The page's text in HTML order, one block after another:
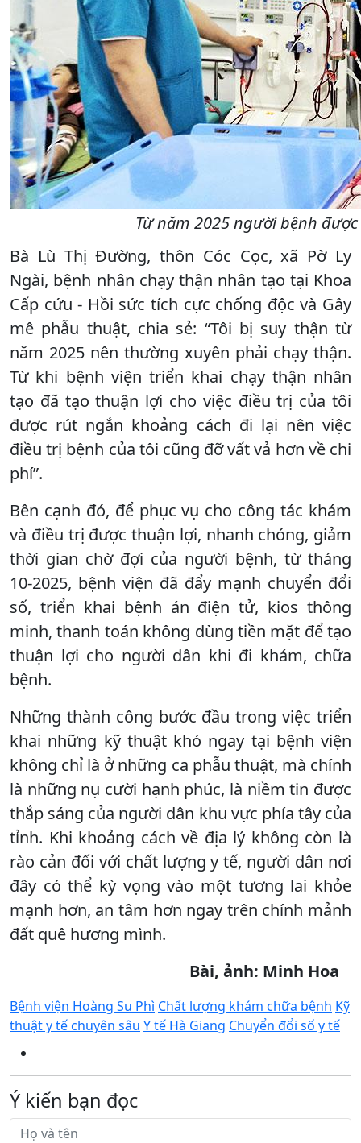
Từ năm 2025 người bệnh
Bà Lù Thị Đường, thôn Cóc Cọc, xã Pờ Ly
Ngài, bệnh nhân chạy thận nhân tạo tại Khoa
Cấp cứu - Hồi sức tích cực chống độc và Gây
mê phẫu thuật, chia sẻ: “Tôi bị suy thận từ
năm 2025 nên thường xuyên phải chạy thận.
Từ khi bệnh viện triển khai chạy thận nhân
tạo đã tạo thuận lợi cho việc điều trị của tôi
được rút ngắn khoảng cách đi lại nên việc
điều trị bệnh của tôi cũng đỡ vất vả hơn về chi
phí”.
Bên cạnh đó, để phục vụ cho công tác khám
và điều trị được thuận lợi, nhanh chóng, giảm
thời gian chờ đợi của người bệnh, từ tháng
10-2025, bệnh viện đã đẩy mạnh chuyển đổi
số, triển khai bệnh án điện tử, kios thông
minh, thanh toán không dùng tiền mặt để tạo
thuận lợi cho người dân khi đi khám, chữa
bệnh.
Những thành công bước đầu trong việc triển
khai những kỹ thuật khó ngay tại bệnh viện
không chỉ là ở những ca phẫu thuật, mà chính
là những nụ cười hạnh phúc, là niềm tin được
thắp sáng của người dân khu vực phía tây của
tỉnh. Khi khoảng cách về địa lý không còn là
rào cản đối với chất lượng y tế, người dân nơi
đây có thể kỳ vọng vào một tương lai khỏe
mạnh hơn, an tâm hơn ngay trên chính mảnh
đất quê hương mình.
Bài, ảnh: Minh Hoa
Bệnh viện Hoàng Su Phì Chất lượng khám chữa bệnh Kỹ
thuật y tế chuyên sâu Y tế Hà Giang Chuyển đổi số y tế
Ý kiến bạn đọc